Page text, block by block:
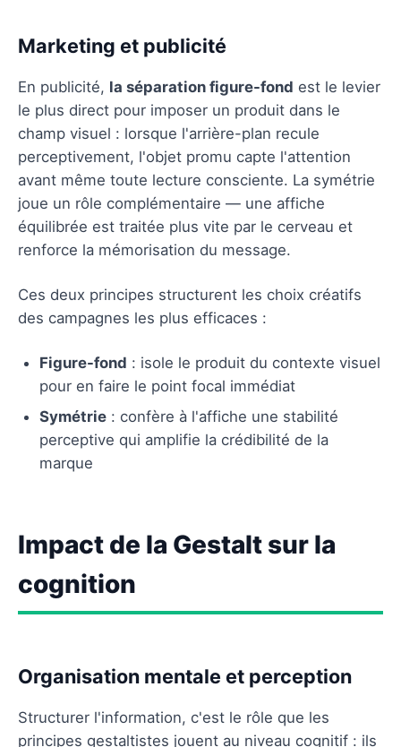
Marketing et publicité
En publicité, la séparation figure-fond est le levier
le plus direct pour imposer un produit dans le
champ visuel : lorsque l'arrière-plan recule
perceptivement, l'objet promu capte l'attention
avant même toute lecture consciente. La symétrie
joue un rôle complémentaire — une affiche
équilibrée est traitée plus vite par le cerveau et
renforce la mémorisation du message.
Ces deux principes structurent les choix créatifs
des campagnes les plus efficaces :
Figure-fond : isole le produit du contexte visuel
pour en faire le point focal immédiat
Symétrie : confère à l'affiche une stabilité
perceptive qui amplifie la crédibilité de la
marque
Impact de la Gestalt sur la
cognition
Organisation mentale et perception
Structurer l'information, c'est le rôle que les
principes gestaltistes jouent au niveau cognitif : ils